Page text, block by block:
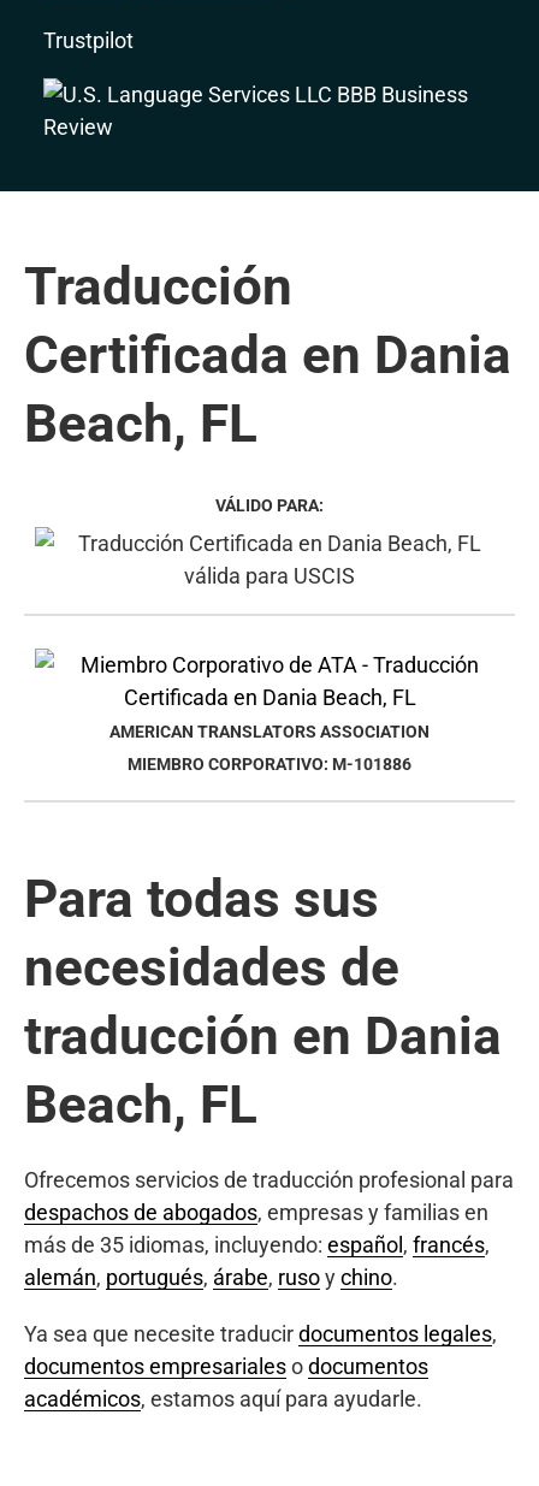
Trustpilot
Traducción
Certificada en Dania
Beach, FL
VÁLIDO PARA:
AMERICAN TRANSLATORS ASSOCIATION
MIEMBRO CORPORATIVO: M-101886
Para todas sus
necesidades de
traducción en Dania
Beach, FL
Ofrecemos servicios de traducción profesional para
despachos de abogados, empresas y familias en
más de 35 idiomas, incluyendo: español , francés,
alemán, portugués, árabe, rusoychino.
Ya sea que necesite traducirdocumentos legales,
documentos empresarialesodocumentos
académicos, estamos aquí para ayudarle.